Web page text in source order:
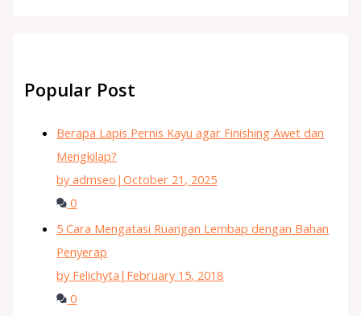
Popular Post
Berapa Lapis Pernis Kayu agar Finishing Awet dan
Mengkilap?
by admseo |October 21, 2025
0
5 Cara Mengatasi Ruangan Lembap dengan Bahan
Penyerap
by Felichyta | February 15, 2018
0